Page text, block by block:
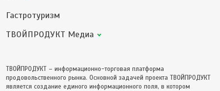
Гастротуризм
ТВОЙПРОДУКТ Медиа
ТВОЙПРОДУКТ – информационно-торговая платформа
продовольственного рынка. Основной задачей проекта ТВОЙПРОДУКТ
является создание единого информационного поля, в котором